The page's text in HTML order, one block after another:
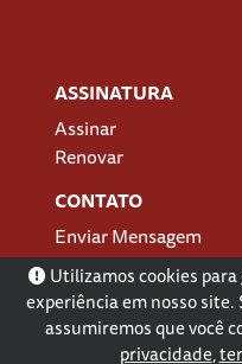
ASSINATURA
Assinar
Renovar
CONTATO
Enviar Mensagem
Localização
Utilizamos cookies
experiência em nosso
assumiremos que você
privacidade,